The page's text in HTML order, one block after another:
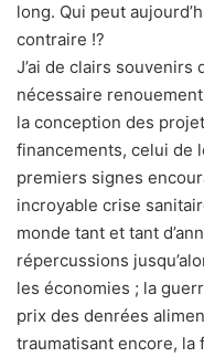
long. Qui peut
contraire !?
J’ai de clairs souvenirs
nécessaire
la conception des
financements, celui de
premiers signes
incroyable crise
monde tant et tant
répercussions
les économies ; la
prix des denrées
traumatisant encore,